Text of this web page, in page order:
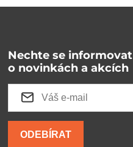
Nechte se informovat
o novinkách a akcích
ODEBÍRAT